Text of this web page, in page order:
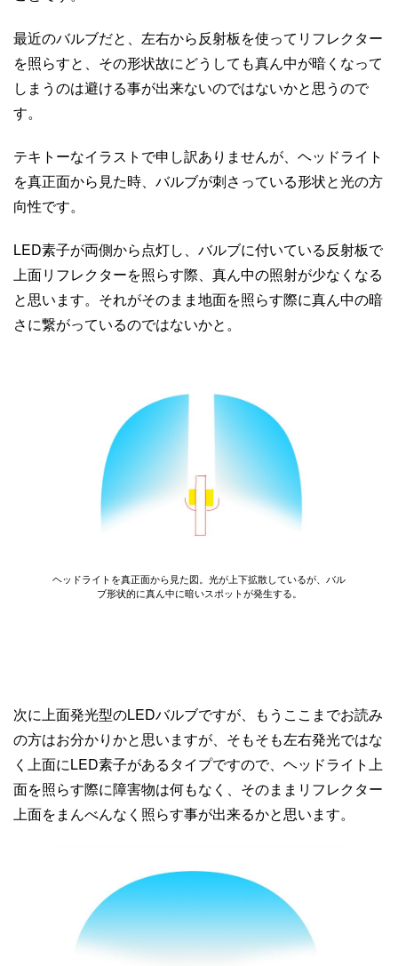
最近のバルブだと、左右から反射板を使ってリフレクター
を照らすと、その形状故にどうしても真ん中が暗くなって
しまうのは避ける事が出来ないのではないかと思うので
す。
テキトーなイラストで申し訳ありませんが、ヘッドライト
を真正面から見た時、バルブが刺さっている形状と光の方
向性です。
LED素子が両側から点灯し、バルブに付いている反射板で
上面リフレクターを照らす際、真ん中の照射が少なくなる
と思います。それがそのまま地面を照らす際に真ん中の暗
さに繋がっているのではないかと。
ヘッドライトを真正面から見た図。光が上下拡散しているが、バル
ブ形状的に真ん中に暗いスポットが発生する。
次に上面発光型のLEDバルブですが、もうここまでお読み
の方はお分かりかと思いますが、そもそも左右発光ではな
く上面にLED素子があるタイプですので、ヘッドライト上
面を照らす際に障害物は何もなく、そのままリフレクター
上面をまんべんなく照らす事が出来るかと思います。